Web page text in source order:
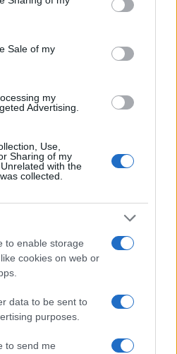
and its third-party tags to
purposes in below Google
Sale of my
my
Advertising.
Use,
Sharing of my
with the
collected.
to enable storage
cookies on web or
data to be sent to
purposes.
to send me
chef du gouvernement,
que la CCFV n’avait pas pour
nationale ».
de la part du gouvernement et
choisies par tirage au
politique qui
élue, apporterait une meilleure
encouragerait une meilleure